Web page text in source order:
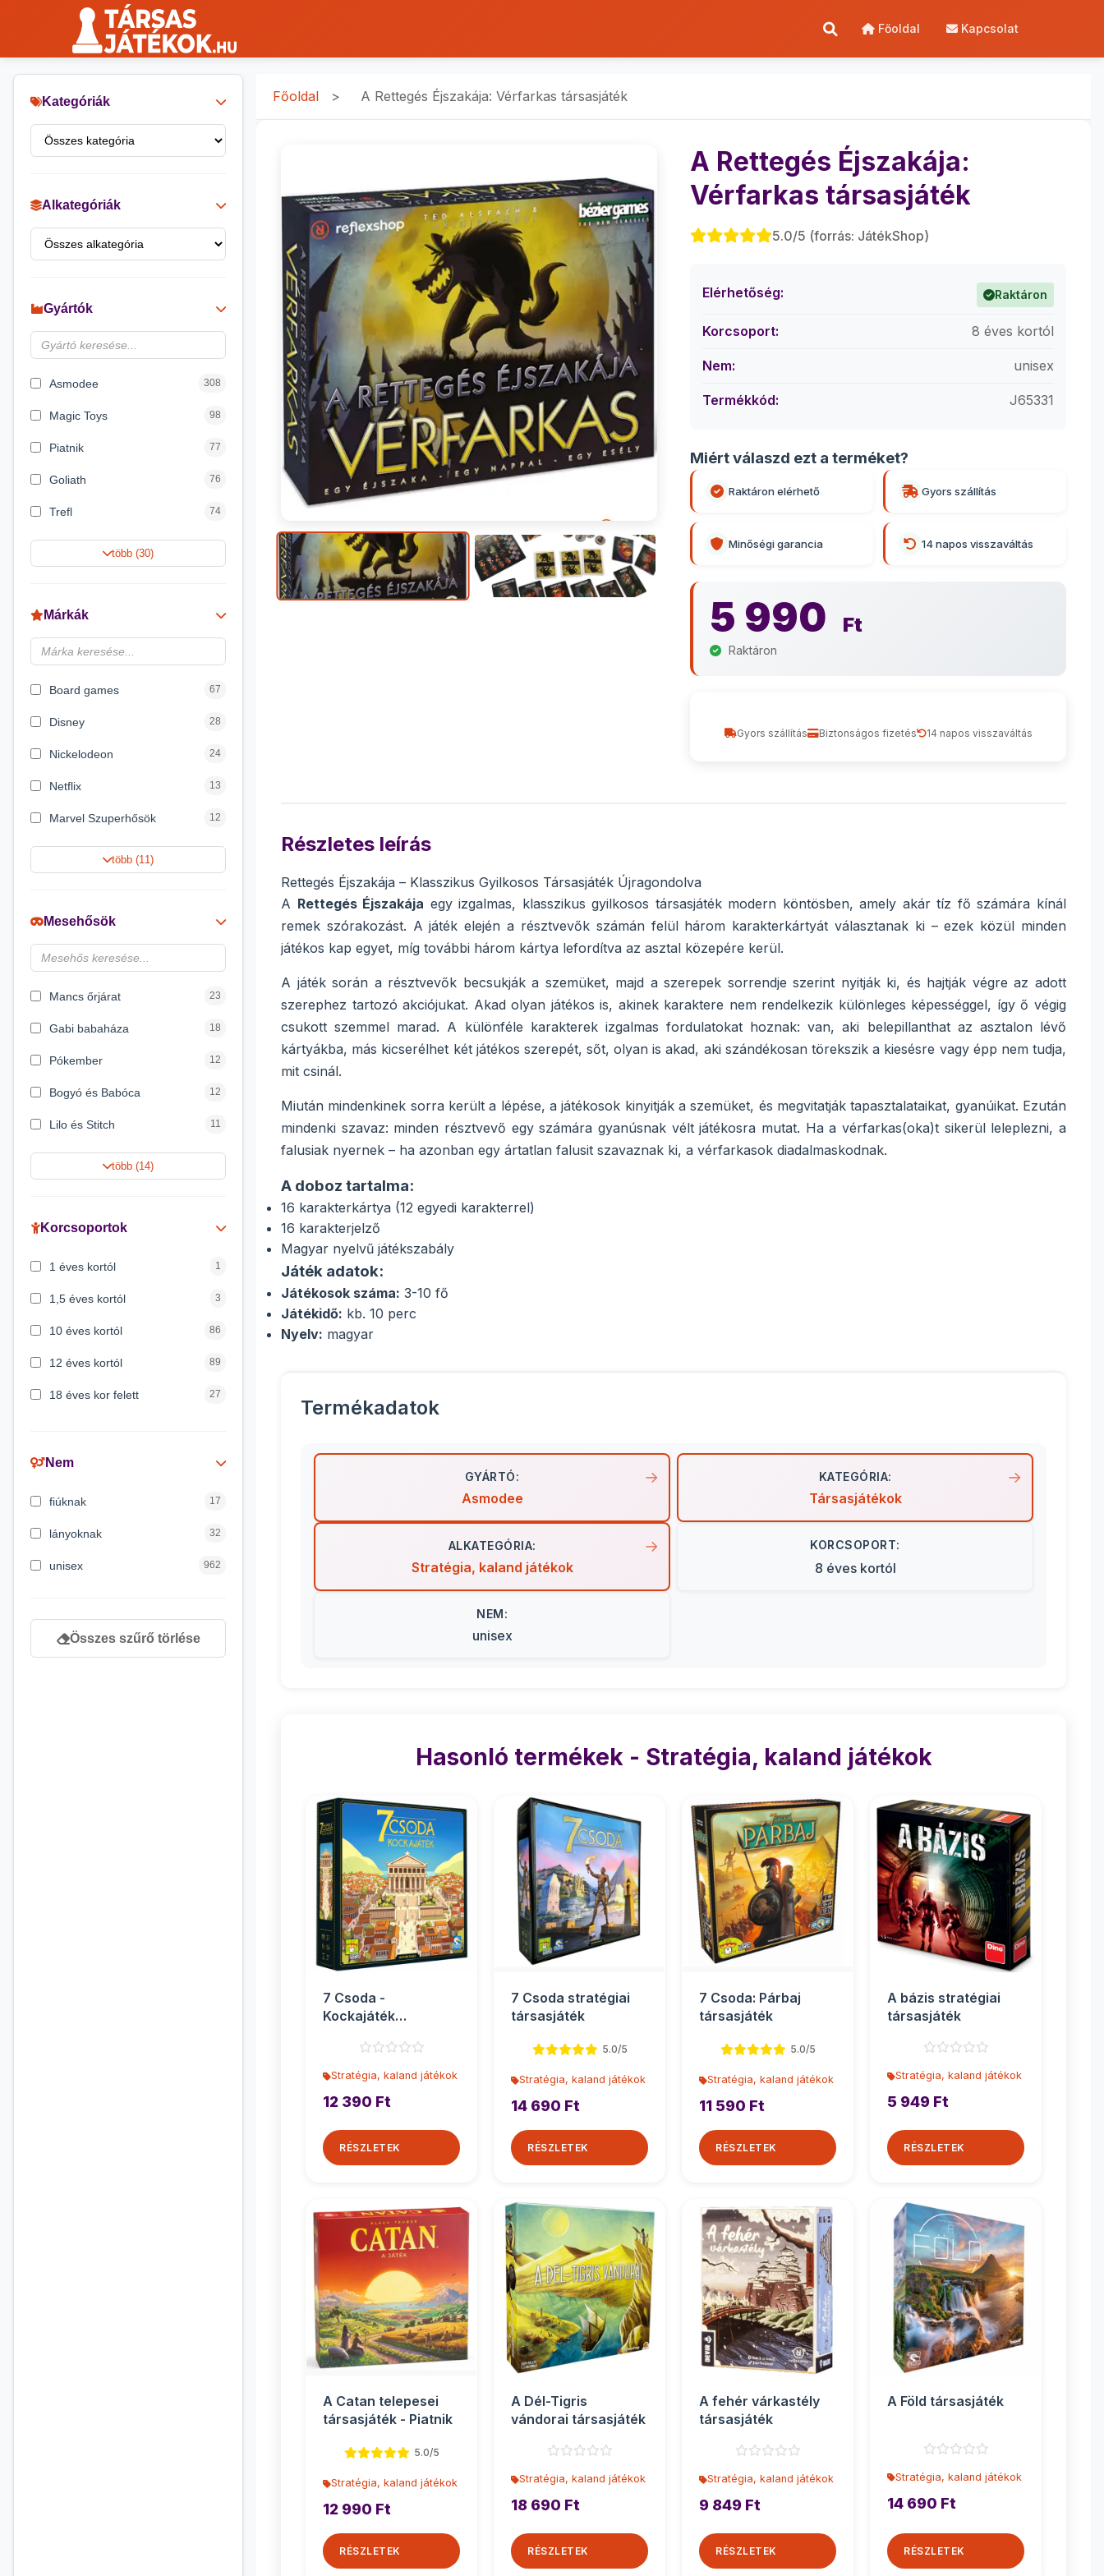
Főoldal Kapcsolat
Kategóriák
Alkategóriák
Gyártók
Asmodee 308
Magic Toys 98
Piatnik 77
Goliath 76
Trefl 74
Keller&Mayer 60
Spin Master
Delta Vision 28
több (30)
Márkák
Board games 67
Disney 28
Nickelodeon 24
Netflix 13
Marvel Szuperhősök 12
Summer Toys 10
Noris
Disney hercegnők 6
több (11)
Mesehősök
Mancs őrjárat 23
Gabi babaháza 18
Pókember 12
Bogyó és Babóca 12
Lilo és Stitch 11
Harry Potter 9
Peppa malac
több (14)
Korcsoportok
1 éves kortól 1
1,5 éves kortól 3
10 éves kortól 86
12 éves kortól 89
18 éves kor felett 27
3 éves kortól 200
7 éves kortól 53
Nem
fiúknak 17
lányoknak 32
unisex 962
Összes szűrő törlése
Főoldal > A Rettegés Éjszakája: Vérfarkas társasjáték
A Rettegés Éjszakája:
Vérfarkas társasjáték
5.0/5 (forrás: JátékShop)
Elérhetőség: Raktáron
Korcsoport: 8 éves kortól
Nem: unisex
Termékkód: J65331
Miért válaszd ezt a terméket?
Raktáron elérhető Gyors szállítás
Minőségi garancia 14 napos visszaváltás
5 990 Ft
Raktáron
Gyors szállítás Biztonságos fizetés 14 napos visszaváltás
Részletes leírás
Rettegés Éjszakája – Klasszikus Gyilkosos Társasjáték Újragondolva
A Rettegés Éjszakája egy izgalmas, klasszikus gyilkosos társasjáték modern köntösben, amely akár tíz fő számára kínál
remek szórakozást. A játék elején a résztvevők számán felül három karakterkártyát választanak ki – ezek közül minden
játékos kap egyet, míg további három kártya lefordítva az asztal közepére kerül.
A játék során a résztvevők becsukják a szemüket, majd a szerepek sorrendje szerint nyitják ki, és hajtják végre az adott
szerephez tartozó akciójukat. Akad olyan játékos is, akinek karaktere nem rendelkezik különleges képességgel, így ő végig
csukott szemmel marad. A különféle karakterek izgalmas fordulatokat hoznak: van, aki belepillanthat az asztalon lévő
kártyákba, más kicserélhet két játékos szerepét, sőt, olyan is akad, aki szándékosan törekszik a kiesésre vagy épp nem tudja,
mit csinál.
Miután mindenkinek sorra került a lépése, a játékosok kinyitják a szemüket, és megvitatják tapasztalataikat, gyanúikat. Ezután
mindenki szavaz: minden résztvevő egy számára gyanúsnak vélt játékosra mutat. Ha a vérfarkas(oka)t sikerül leleplezni, a
falusiak nyernek – ha azonban egy ártatlan falusit szavaznak ki, a vérfarkasok diadalmaskodnak.
A doboz tartalma:
16 karakterkártya (12 egyedi karakterrel)
16 karakterjelző
Magyar nyelvű játékszabály
Játék adatok:
Játékosok száma: 3-10 fő
Játékidő: kb. 10 perc
Nyelv: magyar
Termékadatok
GYÁRTÓ:
Asmodee
KATEGÓRIA:
Társasjátékok
ALKATEGÓRIA:
Stratégia, kaland játékok
KORCSOPORT:
8 éves kortól
NEM:
unisex
Hasonló termékek - Stratégia, kaland játékok
7 Csoda -
Kockajáték
Stratégia, kaland játékok
12 390 Ft
RÉSZLETEK
7 Csoda stratégiai
társasjáték
5.0/5
Stratégia, kaland játékok
14 690 Ft
RÉSZLETEK
7 Csoda: Párbaj
társasjáték
5.0/5
Stratégia, kaland játékok
11 590 Ft
RÉSZLETEK
A bázis stratégiai
társasjáték
Stratégia, kaland játékok
5 949 Ft
RÉSZLETEK
A Catan telepesei
társasjáték - Piatnik
5.0/5
Stratégia, kaland játékok
12 990 Ft
RÉSZLETEK
A Dél-Tigris
vándorai társasjáték
Stratégia, kaland játékok
18 690 Ft
RÉSZLETEK
A fehér várkastély
társasjáték
Stratégia, kaland játékok
9 849 Ft
RÉSZLETEK
A Föld társasjáték
Stratégia, kaland játékok
14 690 Ft
RÉSZLETEK